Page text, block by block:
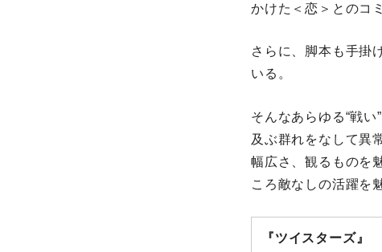
かけた＜恋＞とのコ
さらに、脚本も手掛
いる。
そんなあらゆる“戦
及ぶ群れをなして異
幅広さ、観るものを
ころ敵なしの活躍を
『ツイスターズ』